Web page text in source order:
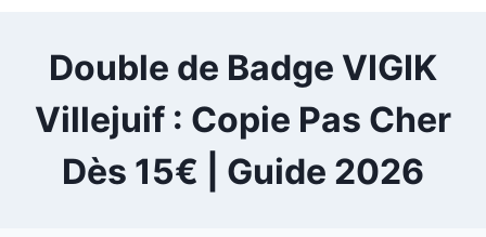
Double de Badge VIGIK
Villejuif : Copie Pas Cher
Dès 15€ | Guide 2026